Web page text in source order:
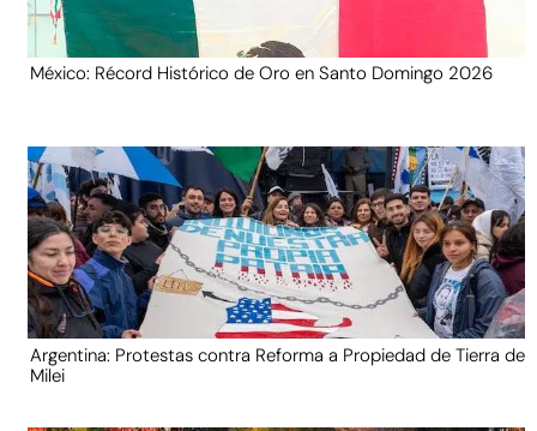
México: Récord Histórico de Oro en Santo Domingo 2026
Argentina: Protestas contra Reforma a Propiedad de Tierra de
Milei